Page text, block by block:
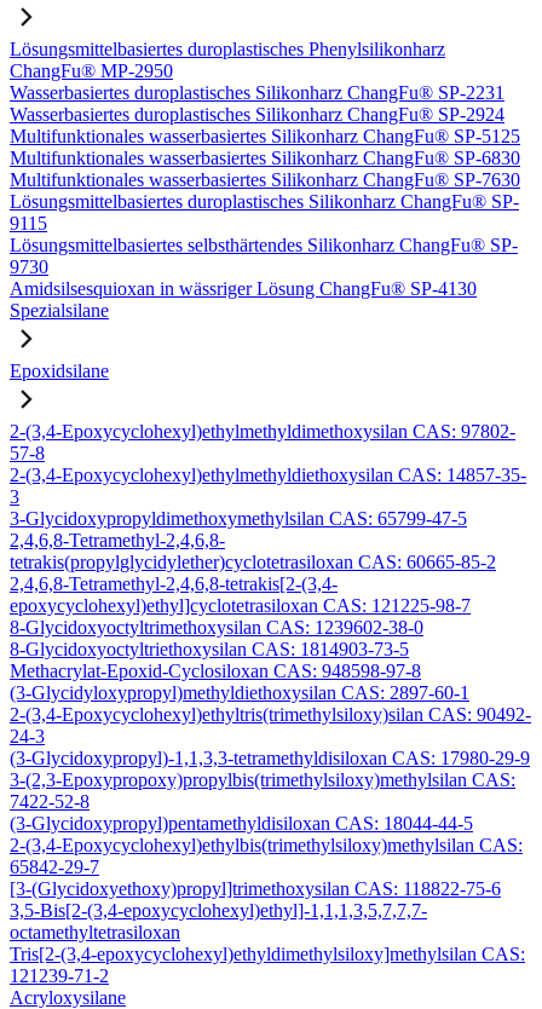
Lösungsmittelbasiertes duroplastisches Phenylsilikonharz
ChangFu® MP-2950
Wasserbasiertes duroplastisches Silikonharz ChangFu® SP-2231
Wasserbasiertes duroplastisches Silikonharz ChangFu® SP-2924
Multifunktionales wasserbasiertes Silikonharz ChangFu® SP-5125
Multifunktionales wasserbasiertes Silikonharz ChangFu® SP-6830
Multifunktionales wasserbasiertes Silikonharz ChangFu® SP-7630
Lösungsmittelbasiertes duroplastisches Silikonharz ChangFu® SP-
9115
Lösungsmittelbasiertes selbsthärtendes Silikonharz ChangFu® SP-
9730
Amidsilsesquioxan in wässriger Lösung ChangFu® SP-4130
Spezialsilane
Epoxidsilane
2-(3,4-Epoxycyclohexyl)ethylmethyldimethoxysilan CAS: 97802-
57-8
2-(3,4-Epoxycyclohexyl)ethylmethyldiethoxysilan CAS: 14857-35-
3
3-Glycidoxypropyldimethoxymethylsilan CAS: 65799-47-5
2,4,6,8-Tetramethyl-2,4,6,8-
tetrakis(propylglycidylether)cyclotetrasiloxan CAS: 60665-85-2
2,4,6,8-Tetramethyl-2,4,6,8-tetrakis[2-(3,4-
epoxycyclohexyl)ethyl]cyclotetrasiloxan CAS: 121225-98-7
8-Glycidoxyoctyltrimethoxysilan CAS: 1239602-38-0
8-Glycidoxyoctyltriethoxysilan CAS: 1814903-73-5
Methacrylat-Epoxid-Cyclosiloxan CAS: 948598-97-8
(3-Glycidyloxypropyl)methyldiethoxysilan CAS: 2897-60-1
2-(3,4-Epoxycyclohexyl)ethyltris(trimethylsiloxy)silan CAS: 90492-
24-3
(3-Glycidoxypropyl)-1,1,3,3-tetramethyldisiloxan CAS: 17980-29-9
3-(2,3-Epoxypropoxy)propylbis(trimethylsiloxy)methylsilan CAS:
7422-52-8
(3-Glycidoxypropyl)pentamethyldisiloxan CAS: 18044-44-5
2-(3,4-Epoxycyclohexyl)ethylbis(trimethylsiloxy)methylsilan CAS:
65842-29-7
[3-(Glycidoxyethoxy)propyl]trimethoxysilan CAS: 118822-75-6
3,5-Bis[2-(3,4-epoxycyclohexyl)ethyl]-1,1,1,3,5,7,7,7-
octamethyltetrasiloxan
Tris[2-(3,4-epoxycyclohexyl)ethyldimethylsiloxy]methylsilan CAS:
121239-71-2
Acryloxysilane